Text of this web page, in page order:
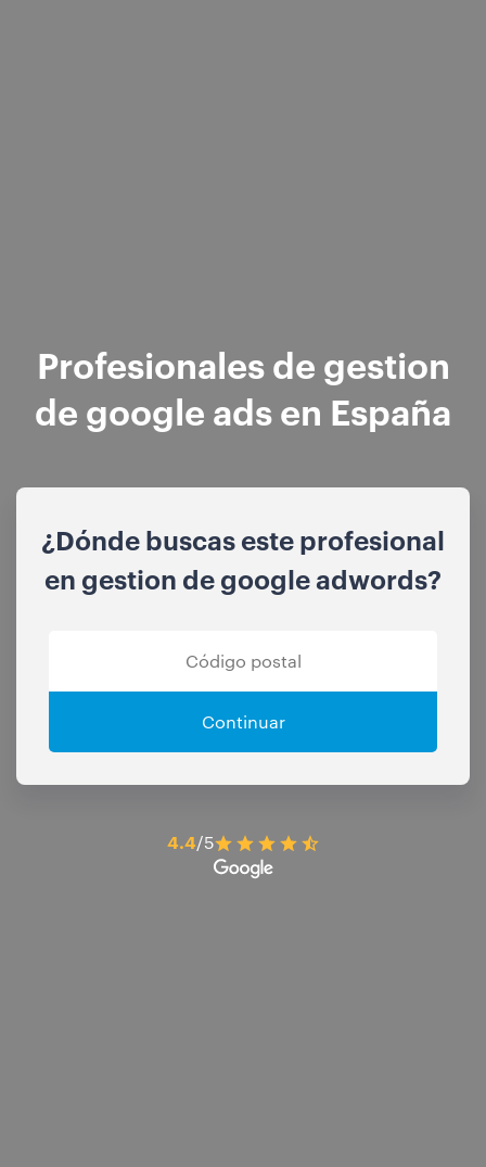
Profesionales de gestion
de google ads en España
¿Dónde buscas este profesional
en gestion de google adwords?
Continuar
4.4/5